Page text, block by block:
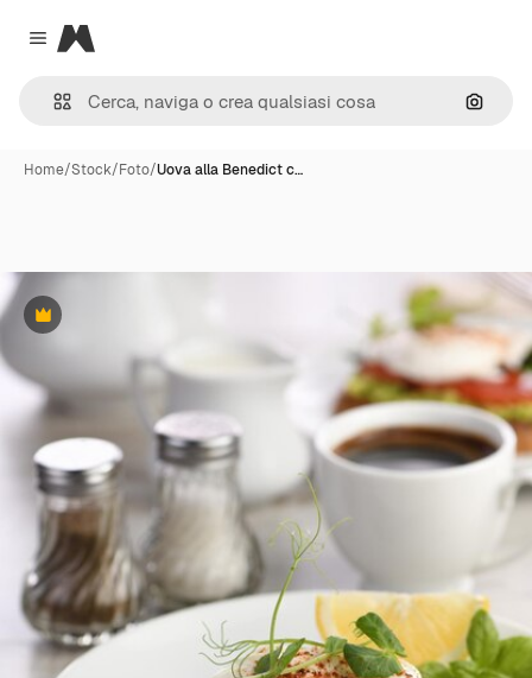
Close menu
Magnific
Cerca
Home/Stock/Foto/Uova alla Benedict c…
Premium